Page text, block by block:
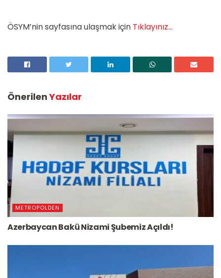
ÖSYM’nin sayfasına ulaşmak için Tıklayınız…
ÖnerilenYazılar
METROPOLDEN
Azerbaycan Bakü Nizami Şubemiz Açıldı!